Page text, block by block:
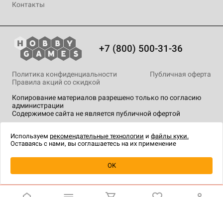
Уведомить о наличии
Контакты
+7 (800) 500-31-36
Копирование материалов разрешено только по согласию
администрации
Содержимое сайта не является публичной офертой
Политика конфиденциальности
Публичная оферта
Правила акций со скидкой
технологии.
Используем рекомендательные технологии и файлы куки.
Оставаясь с нами, вы соглашаетесь на их применение
OK